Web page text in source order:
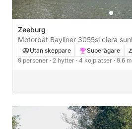
Zeeburg
Utan skeppare Superägare
9 personer · 2 hytter · 4 kojplatser · 9.6 m